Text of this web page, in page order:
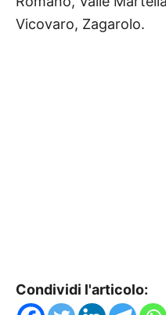
Vicovaro, Zagarolo.
Condividi l'articolo: